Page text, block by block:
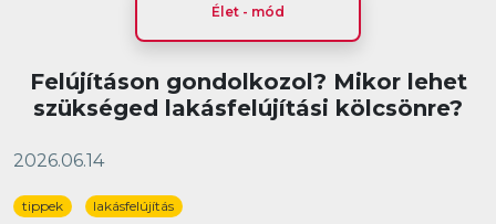
Élet - mód
Felújításon gondolkozol? Mikor lehet
szükséged lakásfelújítási kölcsönre?
2026.06.14
tippek lakásfelújítás